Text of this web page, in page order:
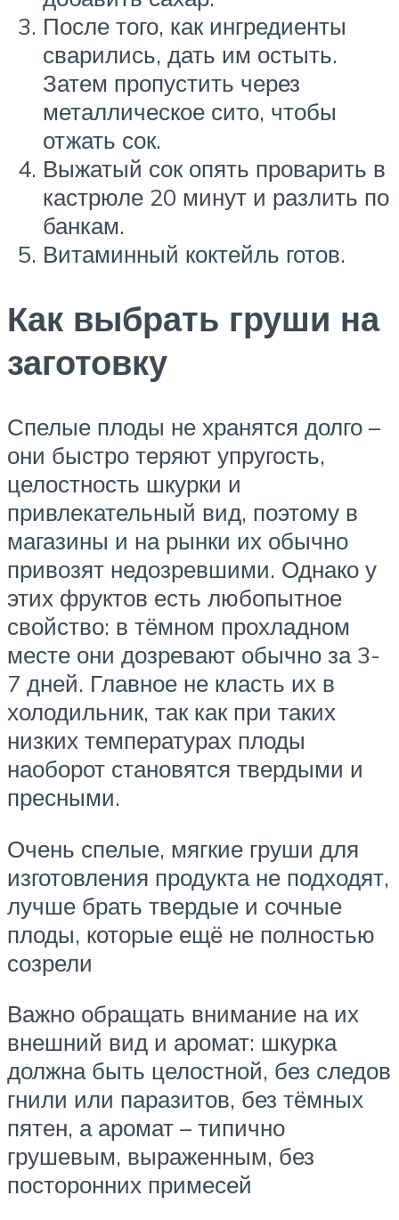
После того, как ингредиенты
сварились, дать им остыть.
Затем пропустить через
металлическое сито, чтобы
отжать сок.
Выжатый сок опять проварить в
кастрюле 20 минут и разлить по
банкам.
Витаминный коктейль готов.
Как выбрать груши на
заготовку
Спелые плоды не хранятся долго –
они быстро теряют упругость,
целостность шкурки и
привлекательный вид, поэтому в
магазины и на рынки их обычно
привозят недозревшими. Однако у
этих фруктов есть любопытное
свойство: в тёмном прохладном
месте они дозревают обычно за 3-
7 дней. Главное не класть их в
холодильник, так как при таких
низких температурах плоды
наоборот становятся твердыми и
пресными.
Очень спелые, мягкие груши для
изготовления продукта не подходят,
лучше брать твердые и сочные
плоды, которые ещё не полностью
созрели
Важно обращать внимание на их
внешний вид и аромат: шкурка
должна быть целостной, без следов
гнили или паразитов, без тёмных
пятен, а аромат – типично
грушевым, выраженным, без
посторонних примесей